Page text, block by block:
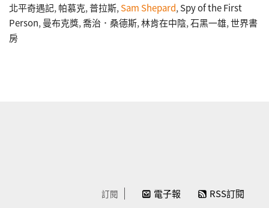
北平奇遇記, 帕慕克,普拉斯, Sam Shepard, Spy of the First
Person, 曼布克獎,喬治．桑德斯,林肯在中陰,石黑一雄,世界書
房
訂閱 電子報 RSS訂閱